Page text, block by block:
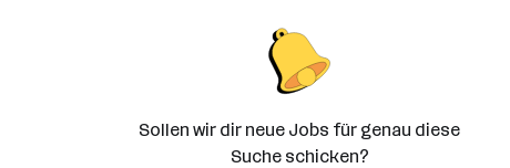
Sollen wir dir neue Jobs für genau diese
Suche schicken?